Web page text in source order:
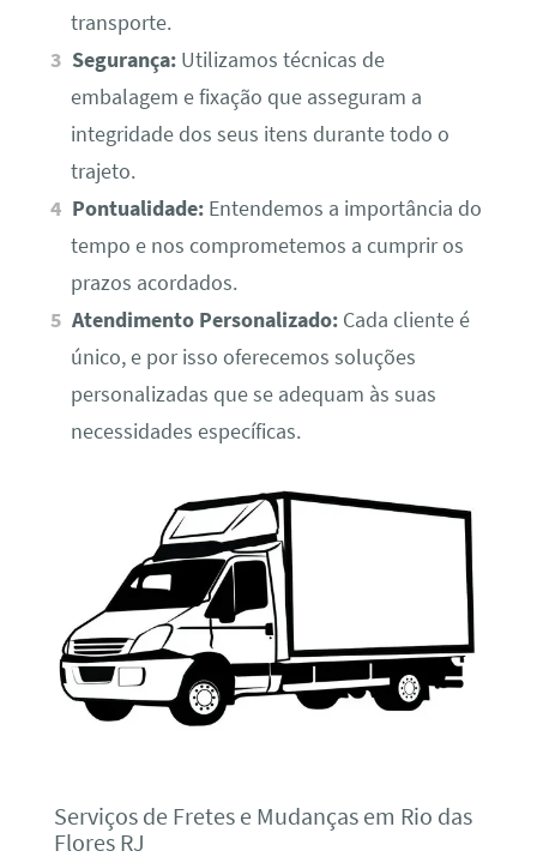
transporte.
Segurança: Utilizamos técnicas de
embalagem e fixação que asseguram a
integridade dos seus itens durante todo o
trajeto.
Pontualidade: Entendemos a importância do
tempo e nos comprometemos a cumprir os
prazos acordados.
Atendimento Personalizado: Cada cliente é
único, e por isso oferecemos soluções
personalizadas que se adequam às suas
necessidades específicas.
Serviços de Fretes e Mudanças em Rio das
Flores RJ